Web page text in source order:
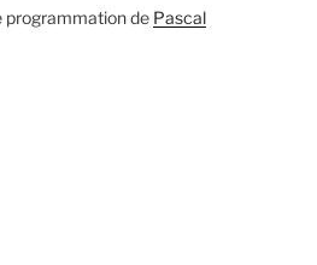
programmation de Pascal